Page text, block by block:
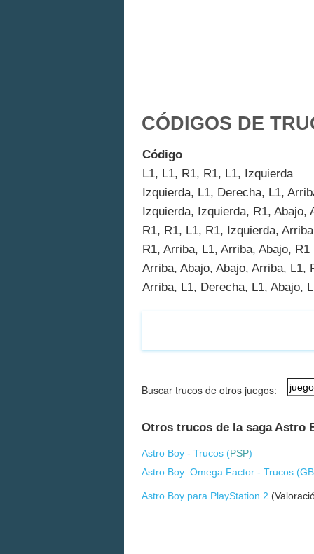
CÓDIGOS DE
Código
L1, L1, R1, R1, L1, Izquierda
Izquierda, L1, Derecha, L1,
Izquierda, Izquierda, R1, Abajo,
R1, R1, L1, R1, Izquierda, Arriba
R1, Arriba, L1, Arriba, Abajo, R1
Arriba, Abajo, Abajo, Arriba, L1,
Arriba, L1, Derecha, L1, Abajo,
Buscar trucos de otros juegos:
Otros trucos de la saga Astro
Astro Boy - Trucos (PSP)
Astro Boy: Omega Factor - Trucos (
Astro Boy para PlayStation 2